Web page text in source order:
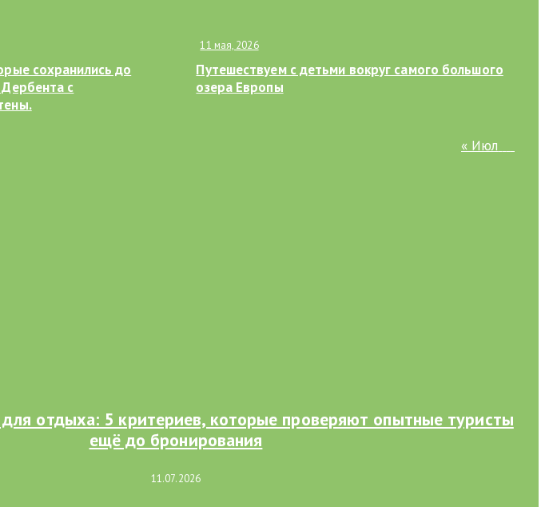
сохранились до
с
11 мая, 2026
Путешествуем с детьми вокруг самого большого
озера Европы
« Июл
отдыха: 5 критериев, которые проверяют опытные туристы
ещё до бронирования
11.07.2026